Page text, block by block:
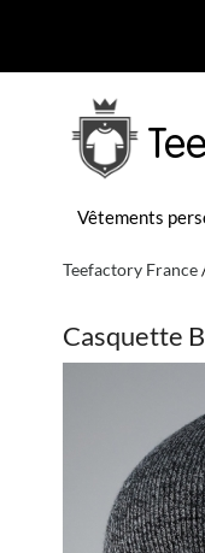
Vêtements
Teefactory France
Casquette